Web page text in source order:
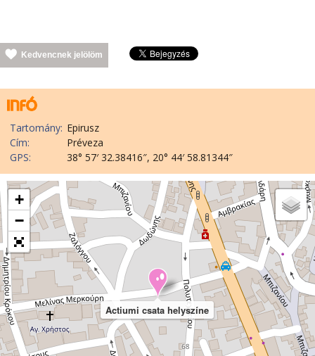
Kedvencnek jelölöm
Tartomány: Epirusz
Cím:
Préveza
GPS:
38° 57′ 32.38416″, 20° 44′ 58.81344″
Actiumi csata helyszíne
+
−